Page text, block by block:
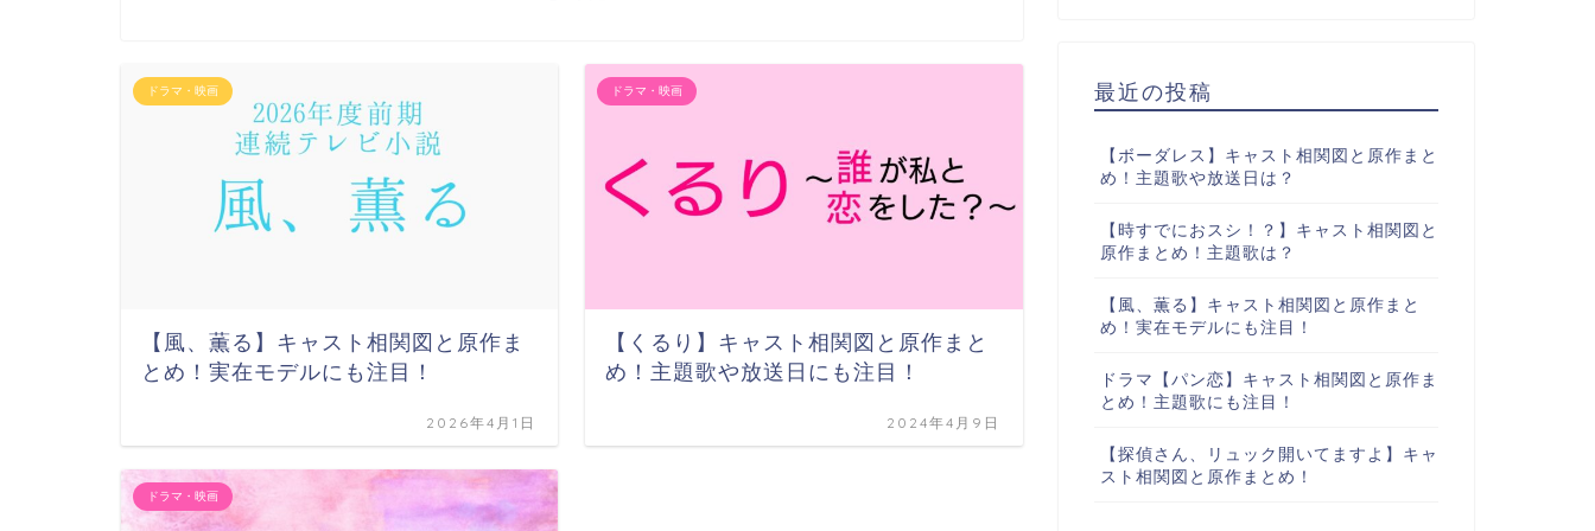
ドラマ・映画
【風、薫る】キャスト相関図と原作ま
とめ！実在モデルにも注目！
2026年4月1日
ドラマ・映画
【くるり】キャスト相関図と原作まと
め！主題歌や放送日にも注目！
2024年4月9日
ドラマ・映画
最近の投稿
【ボーダレス】キャスト相関図と原作まと
め！主題歌や放送日は？
【時すでにおスシ！？】キャスト相関図と
原作まとめ！主題歌は？
【風、薫る】キャスト相関図と原作まと
め！実在モデルにも注目！
ドラマ【パン恋】キャスト相関図と原作ま
とめ！主題歌にも注目！
【探偵さん、リュック開いてますよ】キャ
スト相関図と原作まとめ！